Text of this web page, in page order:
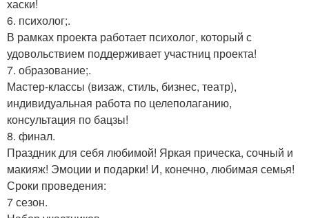
хаски!
6. психолог;.
В рамках проекта работает психолог, который с
удовольствием поддерживает участниц проекта!
7. образование;.
Мастер-классы (визаж, стиль, бизнес, театр),
индивидуальная работа по целеполаганию,
консультация по бацзы!
8. финал.
Праздник для себя любимой! Яркая прическа, сочный и
макияж! Эмоции и подарки! И, конечно, любимая семья!
Сроки проведения:
7 сезон.